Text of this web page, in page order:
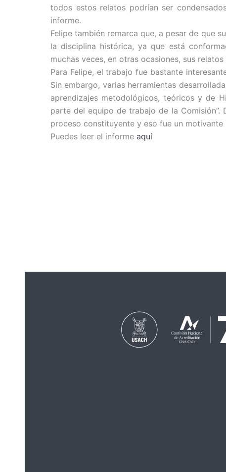
todos estos relatos podrían ser
informe.
Felipe también remarca que, a pesar de que
la disciplina histórica, ya que está
muchas veces, en otras ocasiones, sus
Para Felipe, el trabajo fue bastante
Sin embargo, varias herramientas
aprendizajes metodológicos, teóricos y de
parte del equipo de trabajo de la
proceso constituyente y eso fue un
Puedes leer el informe aquí